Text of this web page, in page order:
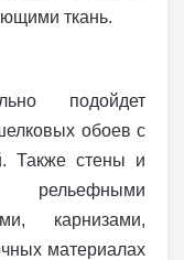
ткань.
подойдет
обоев с
Также стены и
рельефными
карнизами,
материалах